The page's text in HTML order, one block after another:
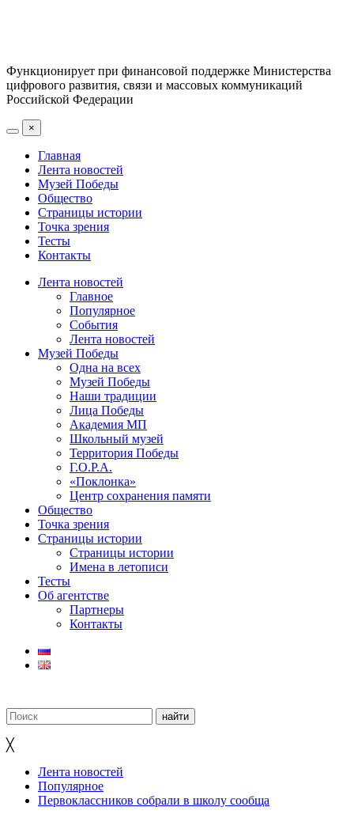
Функционирует при финансовой поддержке Министерства
цифрового развития, связи и массовых коммуникаций
Российской Федерации
×
Главная
Лента новостей
Музей Победы
Общество
Страницы истории
Точка зрения
Тесты
Контакты
Лента новостей
Главное
Популярное
События
Лента новостей
Музей Победы
Одна на всех
Музей Победы
Наши традиции
Лица Победы
Академия МП
Школьный музей
Территория Победы
Г.О.Р.А.
«Поклонка»
Центр сохранения памяти
Общество
Точка зрения
Страницы истории
Страницы истории
Имена в летописи
Тесты
Об агентстве
Партнеры
Контакты
╳
Лента новостей
Популярное
Первоклассников собрали в школу сообща